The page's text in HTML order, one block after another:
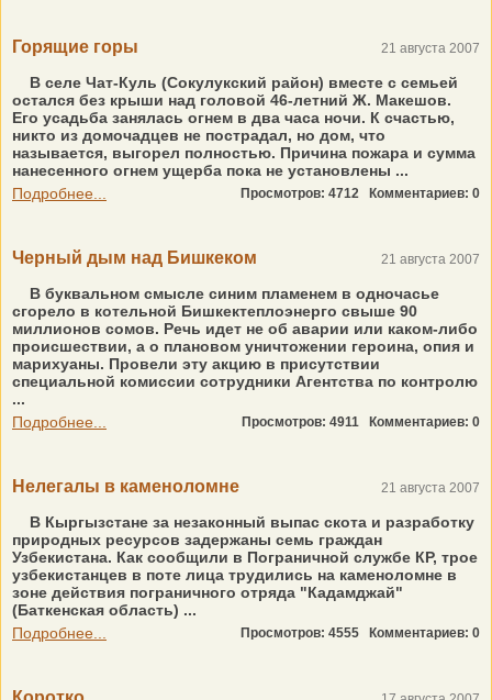
Горящие горы 21 августа 2007
В селе Чат-Куль (Сокулукский район) вместе с семьей
остался без крыши над головой 46-летний Ж. Макешов.
Его усадьба занялась огнем в два часа ночи. К счастью,
никто из домочадцев не пострадал, но дом, что
называется, выгорел полностью. Причина пожара и сумма
нанесенного огнем ущерба пока не установлены ...
Подробнее...
Просмотров: 4712 Комментариев: 0
Черный дым над Бишкеком 21 августа 2007
В буквальном смысле синим пламенем в одночасье
сгорело в котельной Бишкектеплоэнерго свыше 90
миллионов сомов. Речь идет не об аварии или каком-либо
происшествии, а о плановом уничтожении героина, опия и
марихуаны. Провели эту акцию в присутствии
специальной комиссии сотрудники Агентства по контролю
...
Подробнее...
Просмотров: 4911 Комментариев: 0
Нелегалы в каменоломне 21 августа 2007
В Кыргызстане за незаконный выпас скота и разработку
природных ресурсов задержаны семь граждан
Узбекистана. Как сообщили в Пограничной службе КР, трое
узбекистанцев в поте лица трудились на каменоломне в
зоне действия пограничного отряда "Кадамджай"
(Баткенская область) ...
Подробнее...
Просмотров: 4555 Комментариев: 0